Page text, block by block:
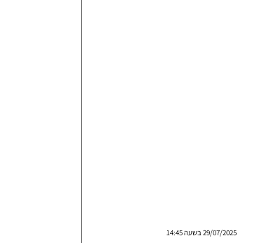
29/07/2025 בשעה 14:45